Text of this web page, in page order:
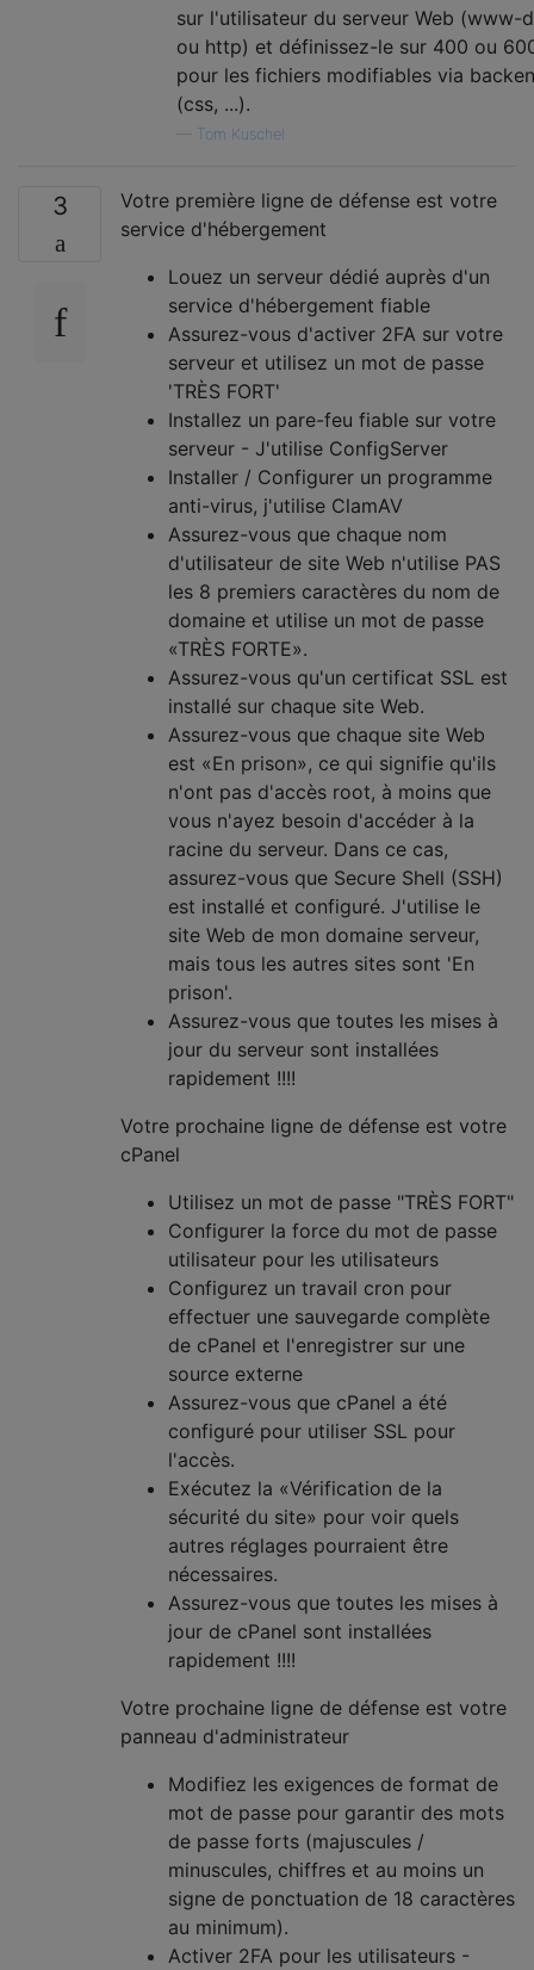
sur l'utilisateur du serveur Web (www-
ou http) et définissez-le sur 400 ou
pour les fichiers modifiables via
(css, ...).
Tom Kuschel
3
Votre première ligne de défense est votre
service d'hébergement
Louez un serveur dédié auprès d'un
service d'hébergement fiable
Assurez-vous d'activer 2FA sur votre
serveur et utilisez un mot de passe
'TRÈS FORT'
Installez un pare-feu fiable sur votre
serveur - J'utilise ConfigServer
Installer / Configurer un programme
anti-virus, j'utilise ClamAV
Assurez-vous que chaque nom
d'utilisateur de site Web n'utilise PAS
les 8 premiers caractères du nom de
domaine et utilise un mot de passe
«TRÈS FORTE».
Assurez-vous qu'un certificat SSL est
installé sur chaque site Web.
Assurez-vous que chaque site Web
est «En prison», ce qui signifie qu'ils
n'ont pas d'accès root, à moins que
vous n'ayez besoin d'accéder à la
racine du serveur. Dans ce cas,
assurez-vous que Secure Shell (SSH)
est installé et configuré. J'utilise le
site Web de mon domaine serveur,
mais tous les autres sites sont 'En
prison'.
Assurez-vous que toutes les mises à
jour du serveur sont installées
rapidement !!!!
Votre prochaine ligne de défense est votre
cPanel
Utilisez un mot de passe "TRÈS FORT"
Configurer la force du mot de passe
utilisateur pour les utilisateurs
Configurez un travail cron pour
effectuer une sauvegarde complète
de cPanel et l'enregistrer sur une
source externe
Assurez-vous que cPanel a été
configuré pour utiliser SSL pour
l'accès.
Exécutez la «Vérification de la
sécurité du site» pour voir quels
autres réglages pourraient être
nécessaires.
Assurez-vous que toutes les mises à
jour de cPanel sont installées
rapidement !!!!
Votre prochaine ligne de défense est votre
panneau d'administrateur
Modifiez les exigences de format de
mot de passe pour garantir des mots
de passe forts (majuscules /
minuscules, chiffres et au moins un
signe de ponctuation de 18 caractères
au minimum).
Activer 2FA pour les utilisateurs -